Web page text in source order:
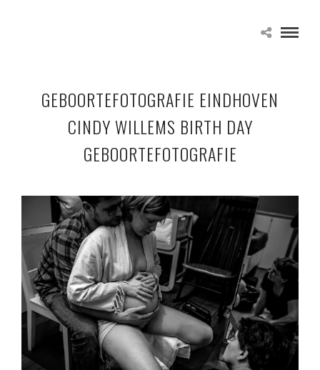
GEBOORTEFOTOGRAFIE EINDHOVEN
CINDY WILLEMS BIRTH DAY
GEBOORTEFOTOGRAFIE